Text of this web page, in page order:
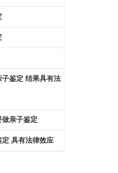
鉴定 结果具有法
亲子鉴定
具有法律效应